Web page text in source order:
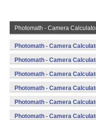
Photomath - Camera
Photomath - Camera
Photomath - Camera
v7a) (Android)
Photomath - Camera
v7a) (Android)
Photomath - Camera
Photomath - Camera
Photomath - Camera